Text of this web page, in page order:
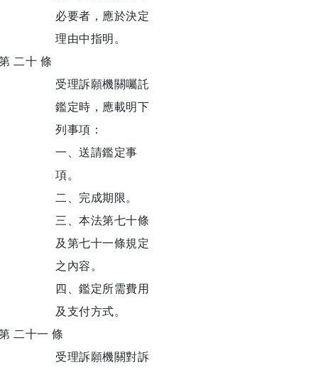
必要者，應於決定
理由中指明。
二十 條
受理訴願機關囑託
鑑定時，應載明下
列事項：
一、送請鑑定事
項。
二、完成期限。
三、本法第七十條
及第七十一條規定
之內容。
四、鑑定所需費用
及支付方式。
二十一 條
受理訴願機關對訴